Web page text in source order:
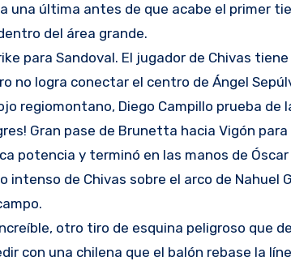
una última antes de que acabe el primer
del área grande.
para Sandoval. El jugador de Chivas
no logra conectar el centro de Ángel
regiomontano, Diego Campillo prueba
Gran pase de Brunetta hacia Vigón
potencia y terminó en las manos de Óscar
intenso de Chivas sobre el arco de
Increíble, otro tiro de esquina peligroso que
con una chilena que el balón rebase la